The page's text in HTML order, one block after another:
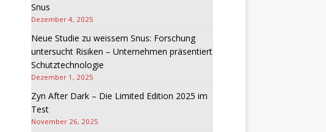
Snus
Dezember 4, 2025
Neue Studie zu weissem Snus: Forschung
untersucht Risiken – Unternehmen präsentiert
Schutztechnologie
Dezember 1, 2025
Zyn After Dark – Die Limited Edition 2025 im
Test
November 26, 2025